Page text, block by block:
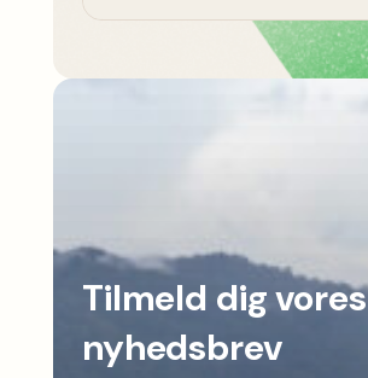
Tilmeld dig vores
nyhedsbrev